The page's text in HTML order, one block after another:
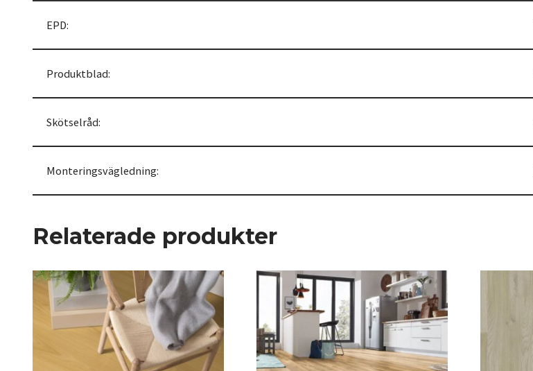
EPD:
Produktblad:
Skötselråd:
Monteringsvägledning:
Relaterade produkter